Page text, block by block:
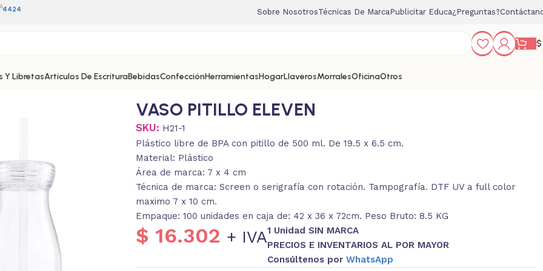
4424 Sobre NosotrosTécnicas De MarcaPublicitar Educa¿Preguntas?
$
Y LibretasArtículos De EscrituraBebidasConfecciónHerramientasHogarLlaverosMorralesOficinaOtros
VASO PITILLO ELEVEN
SKU: H21-1
Plástico libre de BPA con pitillo de 500 ml. De 19.5 x 6.5 cm.
Material: Plástico
Área de marca: 7 x 4 cm
Técnica de marca: Screen o serigrafía con rotación. Tampografía. DTF UV a full color
maximo 7 x 10 cm.
Empaque: 100 unidades en caja de: 42 x 36 x 72cm. Peso Bruto: 8.5 KG
$ 16.302 + IVA1 Unidad SIN MARCA
PRECIOS E INVENTARIOS AL POR MAYOR
Consúltenos por WhatsApp